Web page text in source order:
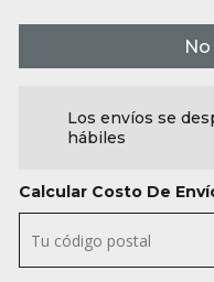
Los envíos se
hábiles
Calcular Costo De